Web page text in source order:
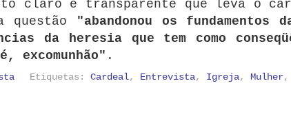
claro e transparente que leva o
questão
"abandonou os
da heresia que tem como
.
Etiquetas:Cardeal, Entrevista, Igreja,Mulher